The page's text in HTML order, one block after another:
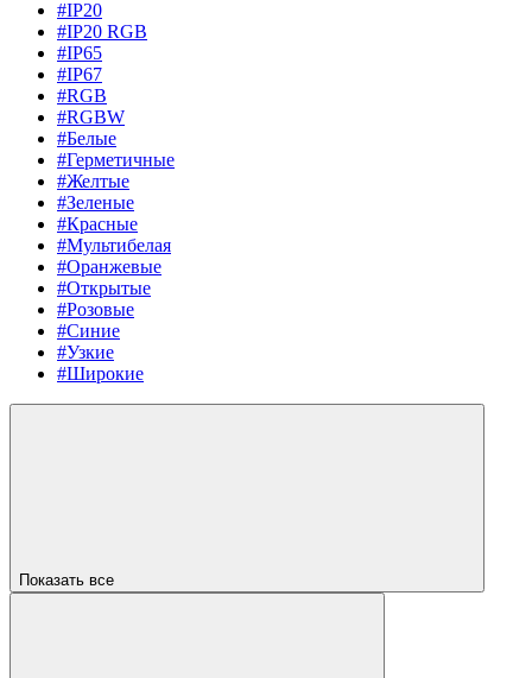
#IP20
#IP20 RGB
#IP65
#IP67
#RGB
#RGBW
#Белые
#Герметичные
#Желтые
#Зеленые
#Красные
#Мультибелая
#Оранжевые
#Открытые
#Розовые
#Синие
#Узкие
#Широкие
Показать все